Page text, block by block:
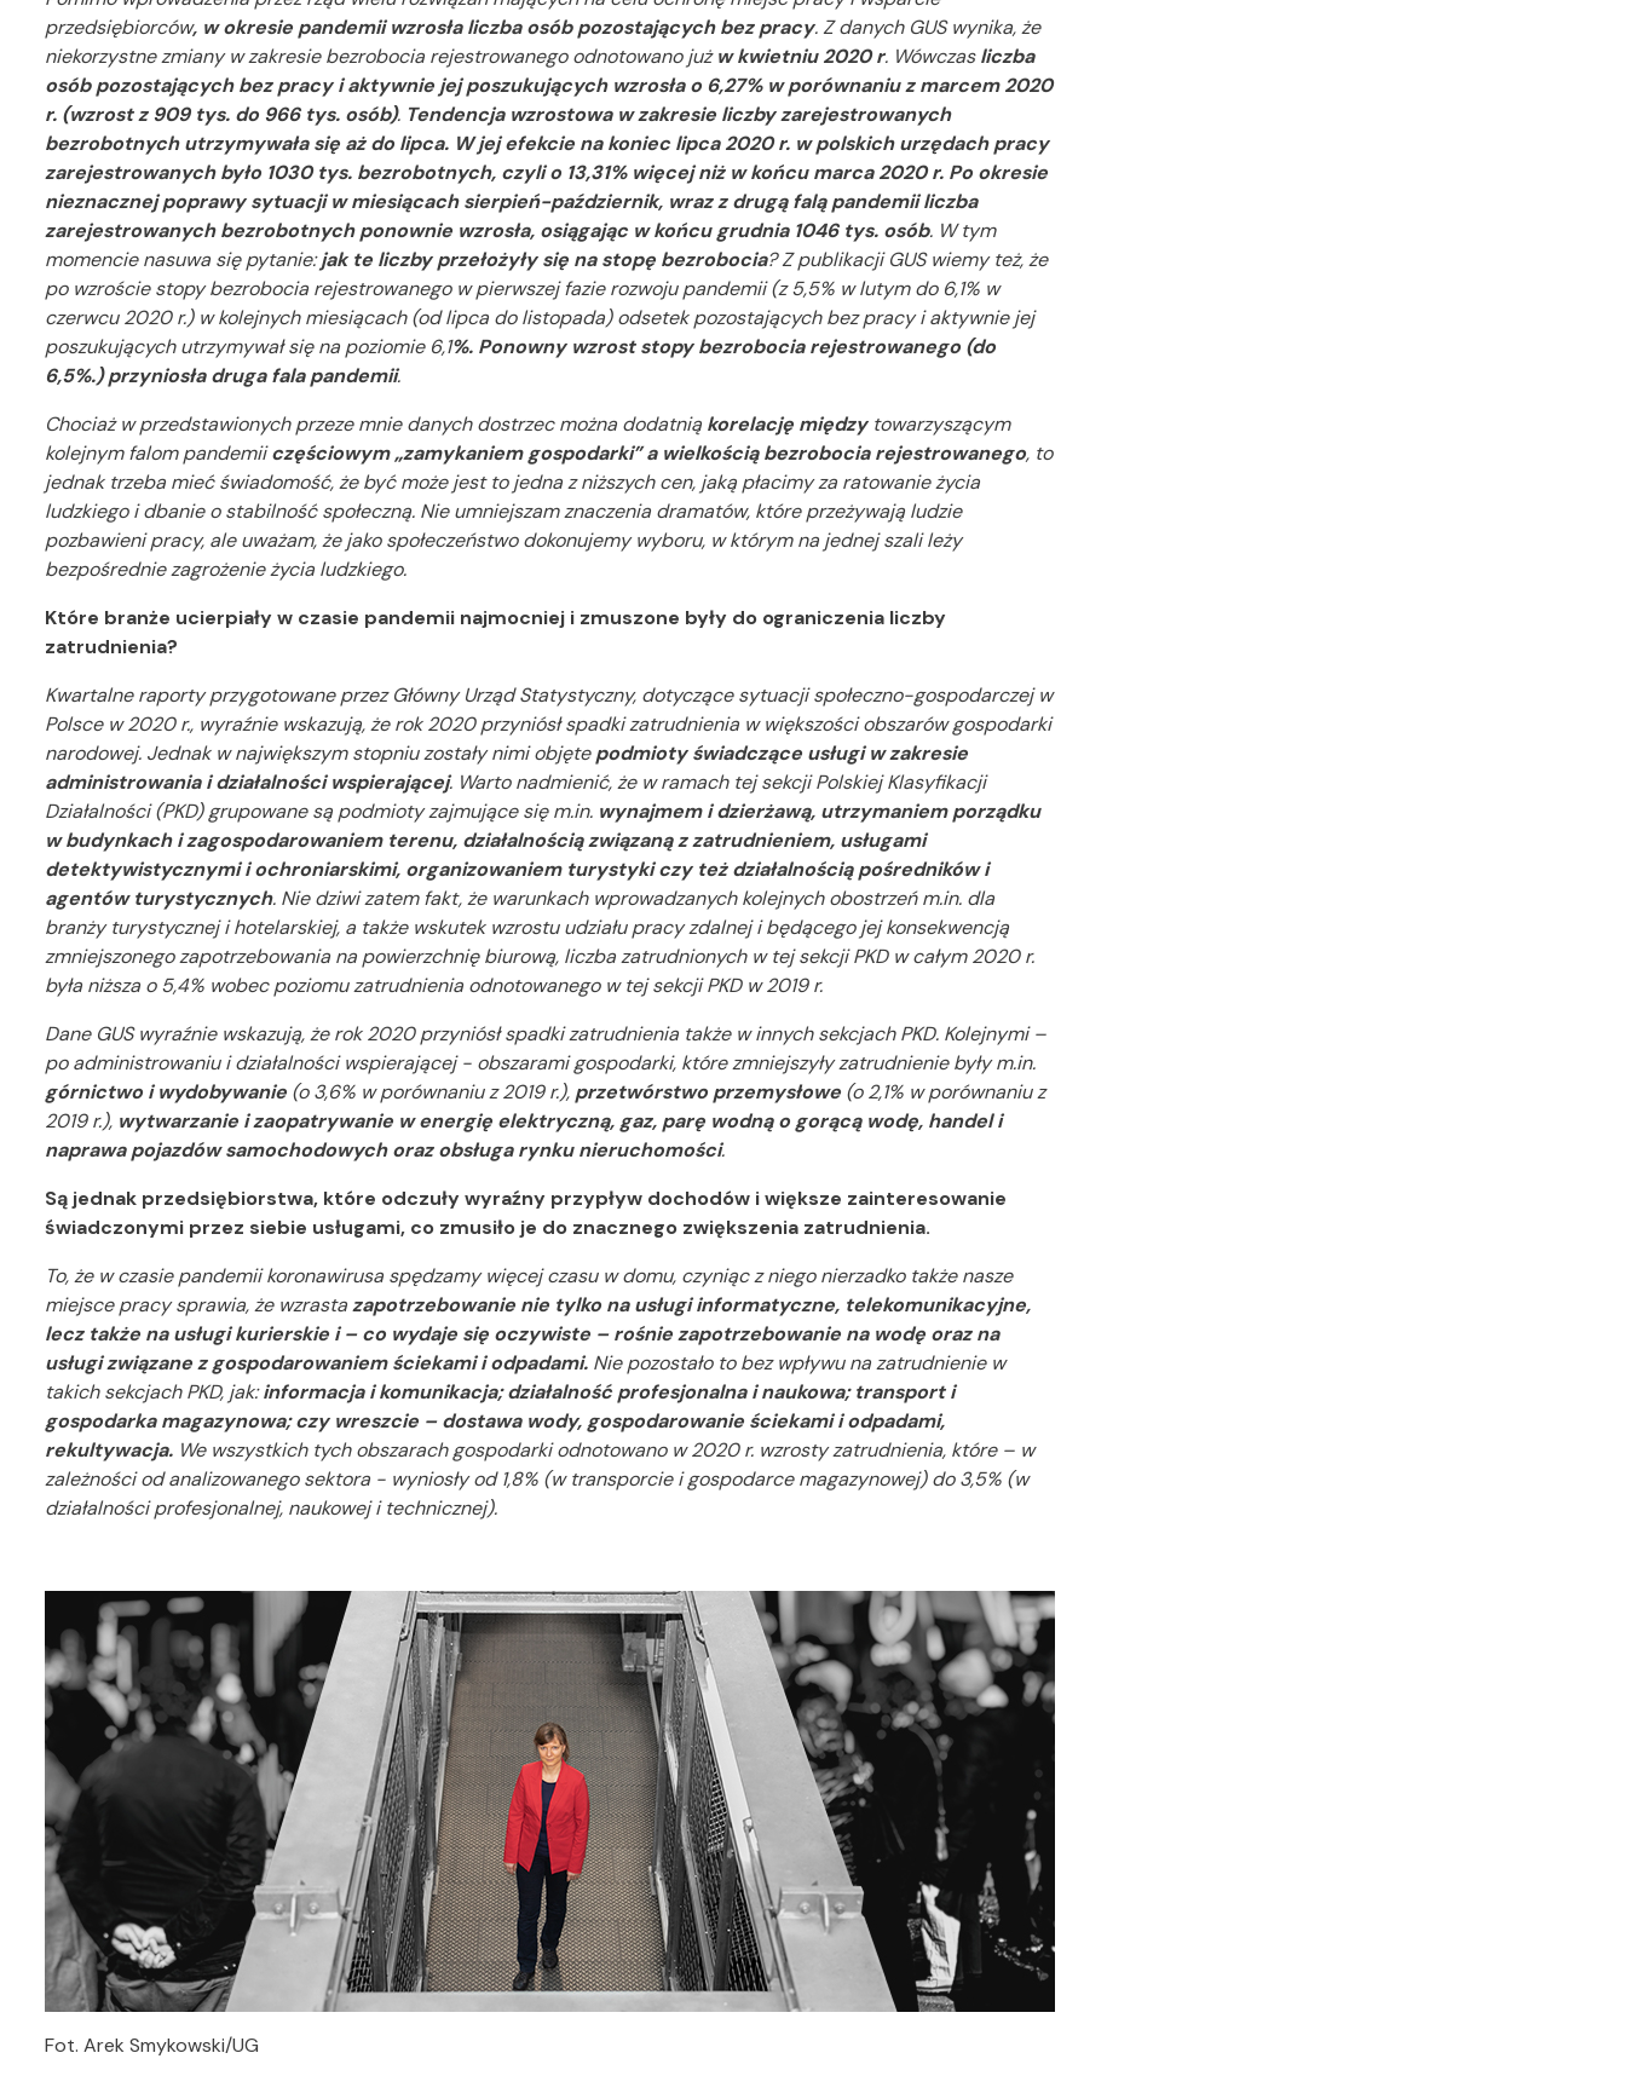
przedsiębiorców, w okresie pandemii wzrosła liczba osób pozostających bez pracy. Z danych GUS wynika, że
niekorzystne zmiany w zakresie bezrobocia rejestrowanego odnotowano jużw kwietniu 2020 r. Wówczasliczba
osób pozostających bez pracy i aktywnie jej poszukujących wzrosła o 6,27% w porównaniu z marcem 2020
r. (wzrost z 909 tys. do 966 tys. osób). Tendencja wzrostowa w zakresie liczby zarejestrowanych
bezrobotnych utrzymywała się aż do lipca. W jej efekcie na koniec lipca 2020 r. w polskich urzędach pracy
zarejestrowanych było 1030 tys. bezrobotnych, czyli o 13,31% więcej niż w końcu marca 2020 r. Po okresie
nieznacznej poprawy sytuacji w miesiącach sierpień-październik, wraz z drugą falą pandemii liczba
zarejestrowanych bezrobotnych ponownie wzrosła, osiągając w końcu grudnia 1046 tys. osób. W tym
momencie nasuwa się pytanie:jak te liczby przełożyły się na stopę bezrobocia? Z publikacji GUS wiemy też, że
po wzroście stopy bezrobocia rejestrowanego w pierwszej fazie rozwoju pandemii (z 5,5% w lutym do 6,1% w
czerwcu 2020 r.) w kolejnych miesiącach (od lipca do listopada) odsetek pozostających bez pracy i aktywnie jej
poszukujących utrzymywał się na poziomie 6,1%. Ponowny wzrost stopy bezrobocia rejestrowanego (do
6,5%.) przyniosła druga fala pandemii.
Chociaż w przedstawionych przeze mnie danych dostrzec można dodatnią korelację międzytowarzyszącym
kolejnym falom pandemiiczęściowym „zamykaniem gospodarki” a wielkością bezrobocia rejestrowanego, to
jednak trzeba mieć świadomość, że być może jest to jedna z niższych cen, jaką płacimy za ratowanie życia
ludzkiego i dbanie o stabilność społeczną. Nie umniejszam znaczenia dramatów, które przeżywają ludzie
pozbawieni pracy, ale uważam, że jako społeczeństwo dokonujemy wyboru, w którym na jednej szali leży
bezpośrednie zagrożenie życia ludzkiego.
Które branże ucierpiały w czasie pandemii najmocniej i zmuszone były do ograniczenia liczby
zatrudnienia?
Kwartalne raporty przygotowane przez Główny Urząd Statystyczny, dotyczące sytuacji społeczno-gospodarczej w
Polsce w 2020 r., wyraźnie wskazują, że rok 2020 przyniósł spadki zatrudnienia w większości obszarów gospodarki
narodowej. Jednak w największym stopniu zostały nimi objętepodmioty świadczące usługi w zakresie
administrowania i działalności wspierającej. Warto nadmienić, że w ramach tej sekcji Polskiej Klasyfikacji
Działalności (PKD) grupowane są podmioty zajmujące się m.in. wynajmem i dzierżawą, utrzymaniem porządku
w budynkach i zagospodarowaniem terenu, działalnością związaną z zatrudnieniem, usługami
detektywistycznymi i ochroniarskimi, organizowaniem turystyki czy też działalnością pośredników i
agentów turystycznych. Nie dziwi zatem fakt, że warunkach wprowadzanych kolejnych obostrzeń m.in. dla
branży turystycznej i hotelarskiej, a także wskutek wzrostu udziału pracy zdalnej i będącego jej konsekwencją
zmniejszonego zapotrzebowania na powierzchnię biurową, liczba zatrudnionych w tej sekcji PKD w całym 2020 r.
była niższa o 5,4% wobec poziomu zatrudnienia odnotowanego w tej sekcji PKD w 2019 r.
Dane GUS wyraźnie wskazują, że rok 2020 przyniósł spadki zatrudnienia także w innych sekcjach PKD. Kolejnymi –
po administrowaniu i działalności wspierającej - obszarami gospodarki, które zmniejszyły zatrudnienie były m.in.
górnictwo i wydobywanie (o 3,6% w porównaniu z 2019 r.), przetwórstwo przemysłowe (o 2,1% w porównaniu z
2019 r.), wytwarzanie i zaopatrywanie w energię elektryczną, gaz, parę wodną o gorącą wodę, handel i
naprawa pojazdów samochodowych oraz obsługa rynku nieruchomości.
Są jednak przedsiębiorstwa, które odczuły wyraźny przypływ dochodów i większe zainteresowanie
świadczonymi przez siebie usługami, co zmusiło je do znacznego zwiększenia zatrudnienia.
To, że w czasie pandemii koronawirusa spędzamy więcej czasu w domu, czyniąc z niego nierzadko także nasze
miejsce pracy sprawia, że wzrastazapotrzebowanie nie tylko na usługi informatyczne, telekomunikacyjne,
lecz także na usługi kurierskie i – co wydaje się oczywiste – rośnie zapotrzebowanie na wodę oraz na
usługi związane z gospodarowaniem ściekami i odpadami. Nie pozostało to bez wpływu na zatrudnienie w
takich sekcjach PKD, jak:informacja i komunikacja; działalność profesjonalna i naukowa; transport i
gospodarka magazynowa; czy wreszcie – dostawa wody, gospodarowanie ściekami i odpadami,
rekultywacja. We wszystkich tych obszarach gospodarki odnotowano w 2020 r. wzrosty zatrudnienia, które – w
zależności od analizowanego sektora - wyniosły od 1,8% (w transporcie i gospodarce magazynowej) do 3,5% (w
działalności profesjonalnej, naukowej i technicznej).
Fot. Arek Smykowski/UG